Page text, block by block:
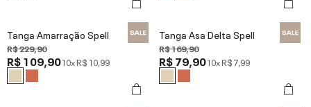
Tanga Amarração Spell
R$ 229,90
R$ 109,9010xR$ 10,99
Tanga Asa Delta Spell
R$ 169,90
R$ 79,9010xR$ 7,99